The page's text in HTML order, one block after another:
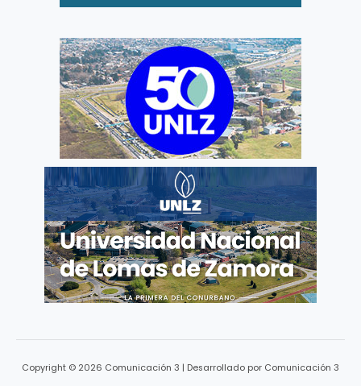
Copyright © 2026 Comunicación 3 | Desarrollado por Comunicación 3